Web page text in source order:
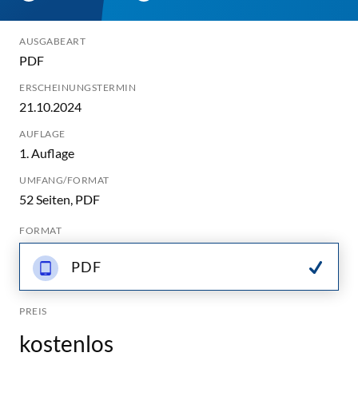
AUSGABEART
PDF
ERSCHEINUNGSTERMIN
21.10.2024
AUFLAGE
1. Auflage
UMFANG/FORMAT
52 Seiten, PDF
FORMAT
PDF
PREIS
kostenlos